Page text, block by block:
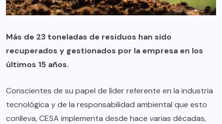
Más de 23 toneladas de residuos han sido
recuperados y gestionados por la empresa en los
últimos 15 años.
Conscientes de su papel de líder referente en la industria
tecnológica y de la responsabilidad ambiental que esto
conlleva, CESA implementa desde hace varias décadas,